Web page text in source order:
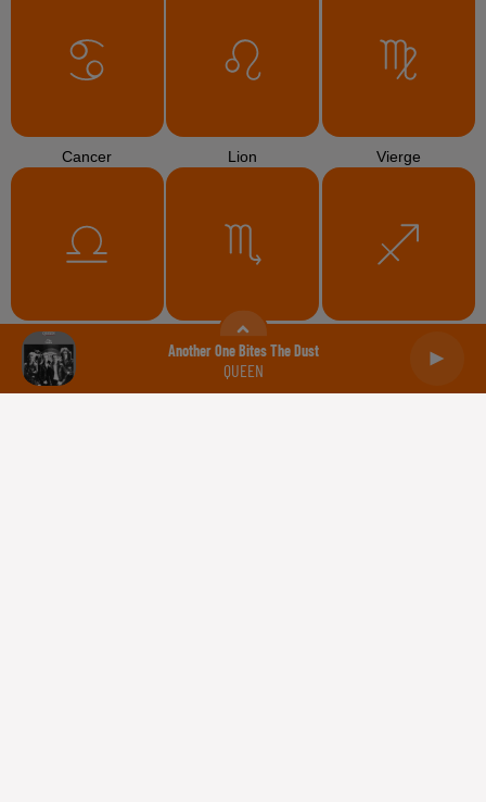
Another One Bites The Dust
QUEEN
Cancer Lion Vierge
Balance Scorpion